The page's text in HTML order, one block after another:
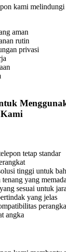
kami
aman
rutin
privasi
Kami
tetap standar
tinggi untuk
tenang yang
sesuai untuk
yang jelas
angka